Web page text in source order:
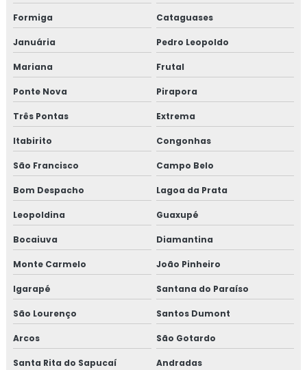
Curso de boas práticas de fabricação
Curso de bpf
Curso de bpf para indústria de alimentos
Curso fssc
Curso fssc 22000 online
Curso gerenciamento de resíduos
Curso de gerenciamento de resíduos sólidos
Curso de gestão de resíduos
Curso de gestão de resíduos sólidos
Curso gmp para transportadoras
Curso iso 17025 online
Curso de rotulagem nutricional
Formiga Cataguases
Januária Pedro Leopoldo
Mariana Frutal
Ponte Nova Pirapora
Três Pontas Extrema
Itabirito Congonhas
São Francisco Campo Belo
Bom Despacho Lagoa da Prata
Leopoldina Guaxupé
Bocaiuva Diamantina
Monte Carmelo João Pinheiro
Igarapé Santana do Paraíso
São Lourenço Santos Dumont
Arcos São Gotardo
Santa Rita do Sapucaí Andradas